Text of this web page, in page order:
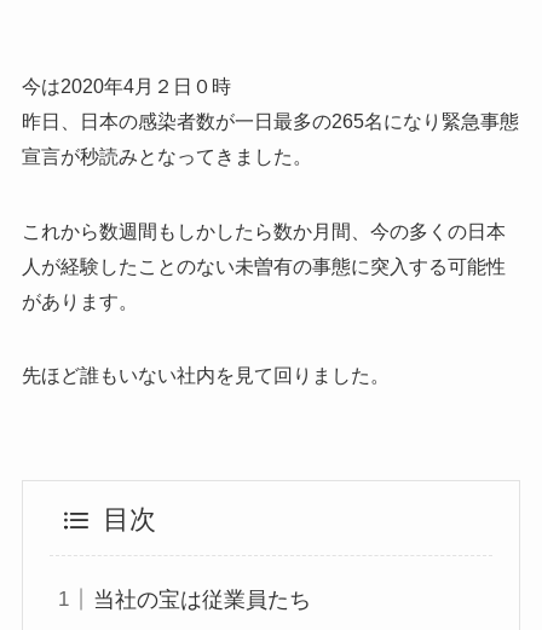
今は2020年4月２日０時
昨日、日本の感染者数が一日最多の265名になり緊急事態
宣言が秒読みとなってきました。
これから数週間もしかしたら数か月間、今の多くの日本
人が経験したことのない未曽有の事態に突入する可能性
があります。
先ほど誰もいない社内を見て回りました。
目次
当社の宝は従業員たち